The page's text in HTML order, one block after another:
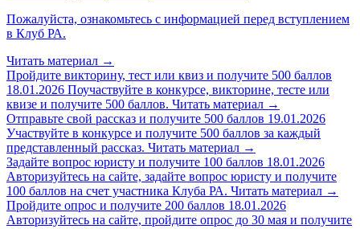
Пожалуйста, ознакомьтесь с информацией перед вступлением
в Клуб РА.
Читать материал →
Пройдите викторину, тест или квиз и получите 500 баллов
18.01.2026 Поучаствуйте в конкурсе, викторине, тесте или
квизе и получите 500 баллов. Читать материал →
Отправьте свой рассказ и получите 500 баллов 19.01.2026
Участвуйте в конкурсе и получите 500 баллов за каждый
представленный рассказ. Читать материал →
Задайте вопрос юристу и получите 100 баллов 18.01.2026
Авторизуйтесь на сайте, задайте вопрос юристу и получите
100 баллов на счет участника Клуба РА. Читать материал →
Пройдите опрос и получите 200 баллов 18.01.2026
Авторизуйтесь на сайте, пройдите опрос до 30 мая и получите